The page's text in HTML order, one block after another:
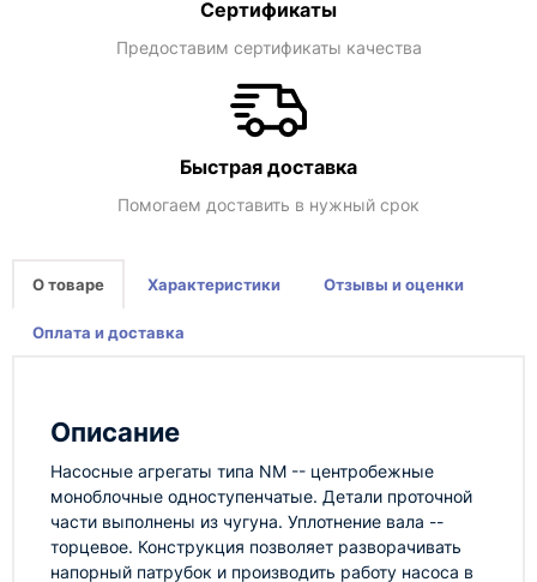
Сертификаты
Предоставим сертификаты качества
Быстрая доставка
Помогаем доставить в нужный срок
О товаре Характеристики Отзывы и оценки
Оплата и доставка
Описание
Насосные агрегаты типа NM -- центробежные
моноблочные одноступенчатые. Детали проточной
части выполнены из чугуна. Уплотнение вала --
торцевое. Конструкция позволяет разворачивать
напорный патрубок и производить работу насоса в